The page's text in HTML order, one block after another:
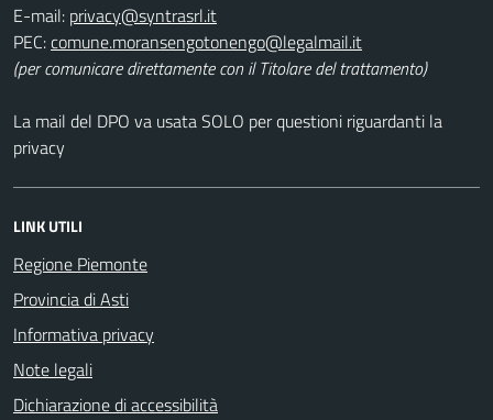
E-mail:
PEC:
(per comunicare direttamente con il Titolare del trattamento)
La mail del DPO va usata SOLO per questioni riguardanti la
privacy
LINK UTILI
Regione Piemonte
Provincia di Asti
Informativa privacy
Note legali
Dichiarazione di accessibilità